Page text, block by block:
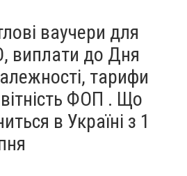
ваучери для
виплати до Дня
тарифи
ФОП . Що
в Україні з 1